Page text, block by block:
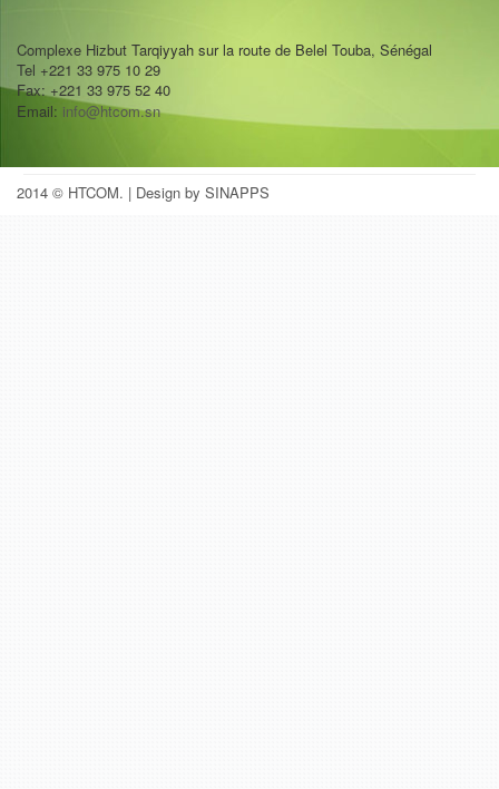
Complexe Hizbut Tarqiyyah sur la route de Belel Touba, Sénégal
Tel +221 33 975 10 29
Fax: +221 33 975 52 40
Email: info@htcom.sn
2014 © HTCOM. | Design by SINAPPS